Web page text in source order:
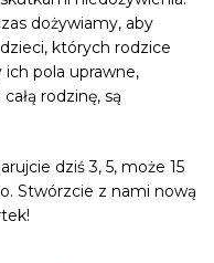
dożywiamy, aby
których rodzice
ich pola uprawne,
rodzinę, są
dziś 3, 5, może 15
Stwórzcie z nami nową